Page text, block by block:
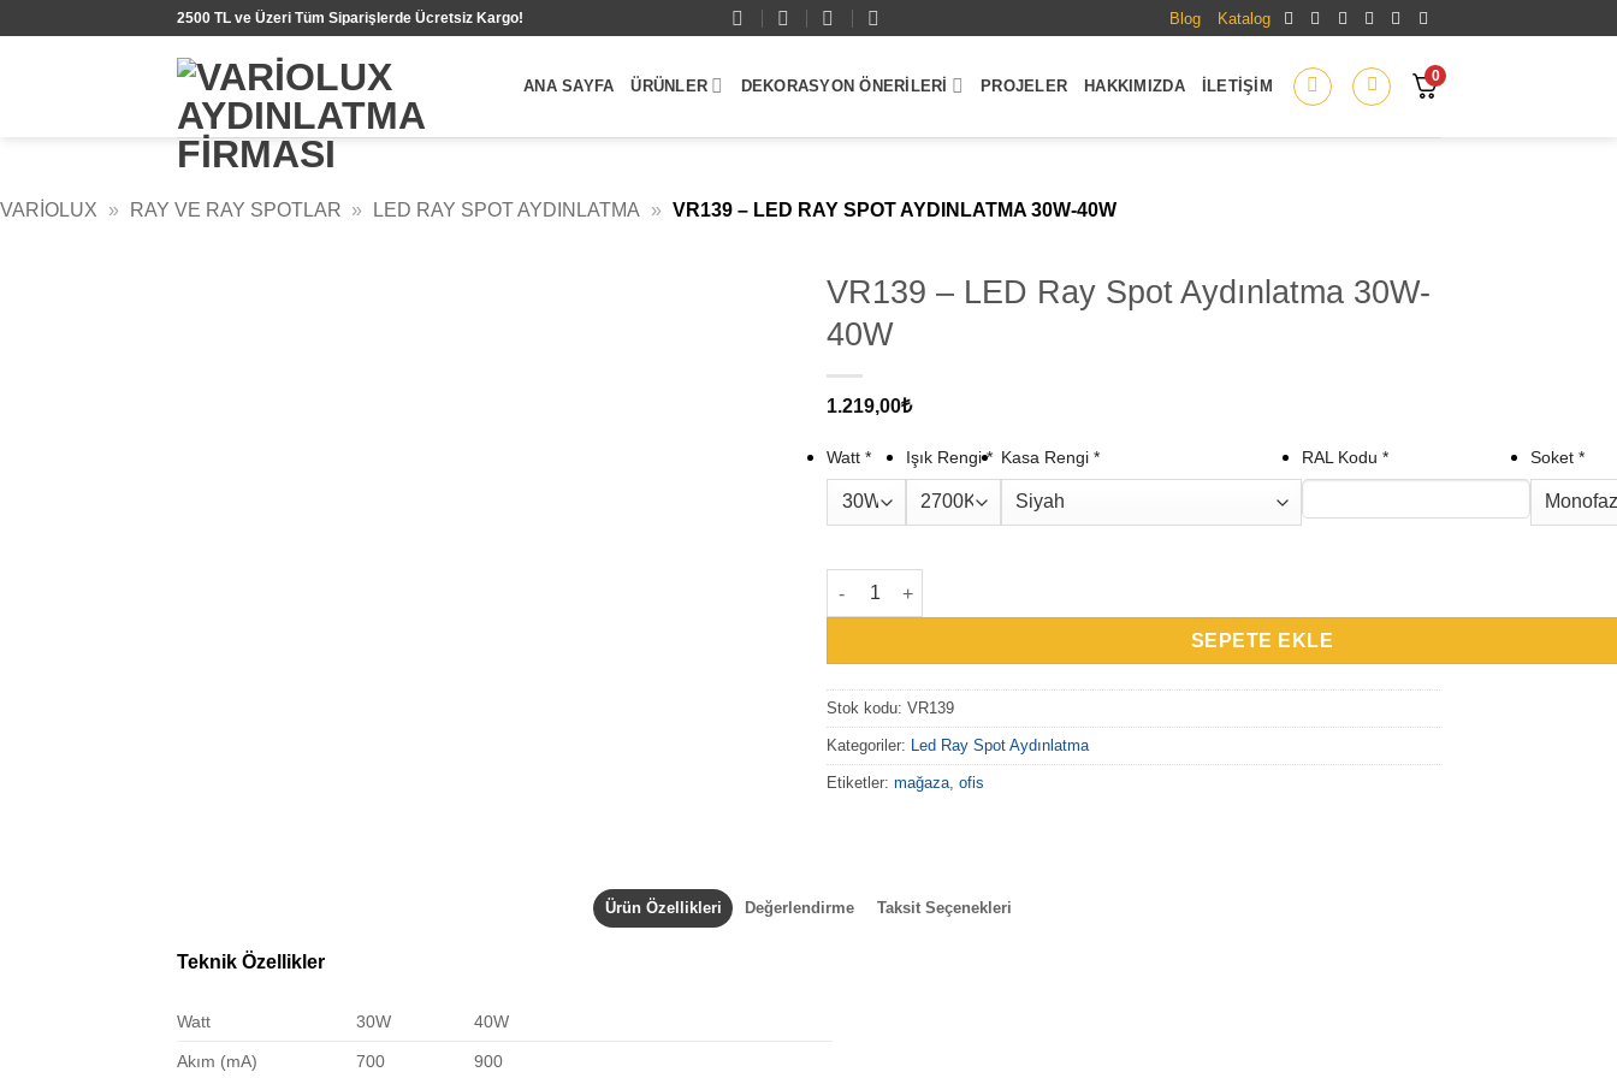
2500 TL ve Üzeri Tüm Siparişlerde Ücretsiz Kargo! Blog Katalog
ANA SAYFA ÜRÜNLER DEKORASYON ÖNERILERI PROJELER HAKKIMIZDA İLETIŞIM
0
VARIOLUX » RAY VE RAY SPOTLAR » LED RAY SPOT AYDINLATMA » VR139 – LED RAY SPOT AYDINLATMA 30W-40W
VR139 – LED Ray Spot Aydınlatma 30W-
40W
1.219,00₺
Watt * Işık Rengi* Kasa Rengi* RAL Kodu * Soket*
VR139 - LED Ray Spot Aydınlatma 30W-40W adet
SEPETE EKLE
Stok kodu: VR139
Kategoriler: Led Ray Spot Aydınlatma
Etiketler: mağaza, ofis
Ürün Özellikleri Değerlendirme Taksit Seçenekleri
Teknik Özellikler
Watt 30W 40W
Akım (mA) 700 900